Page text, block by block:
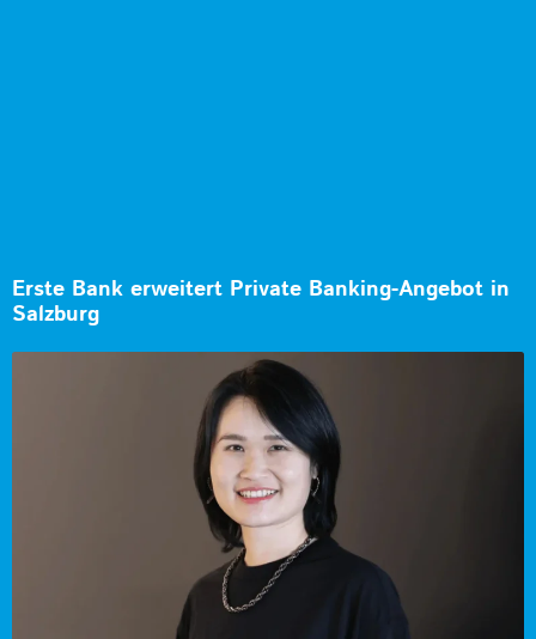
Erste Bank erweitert Private Banking-Angebot in
Salzburg